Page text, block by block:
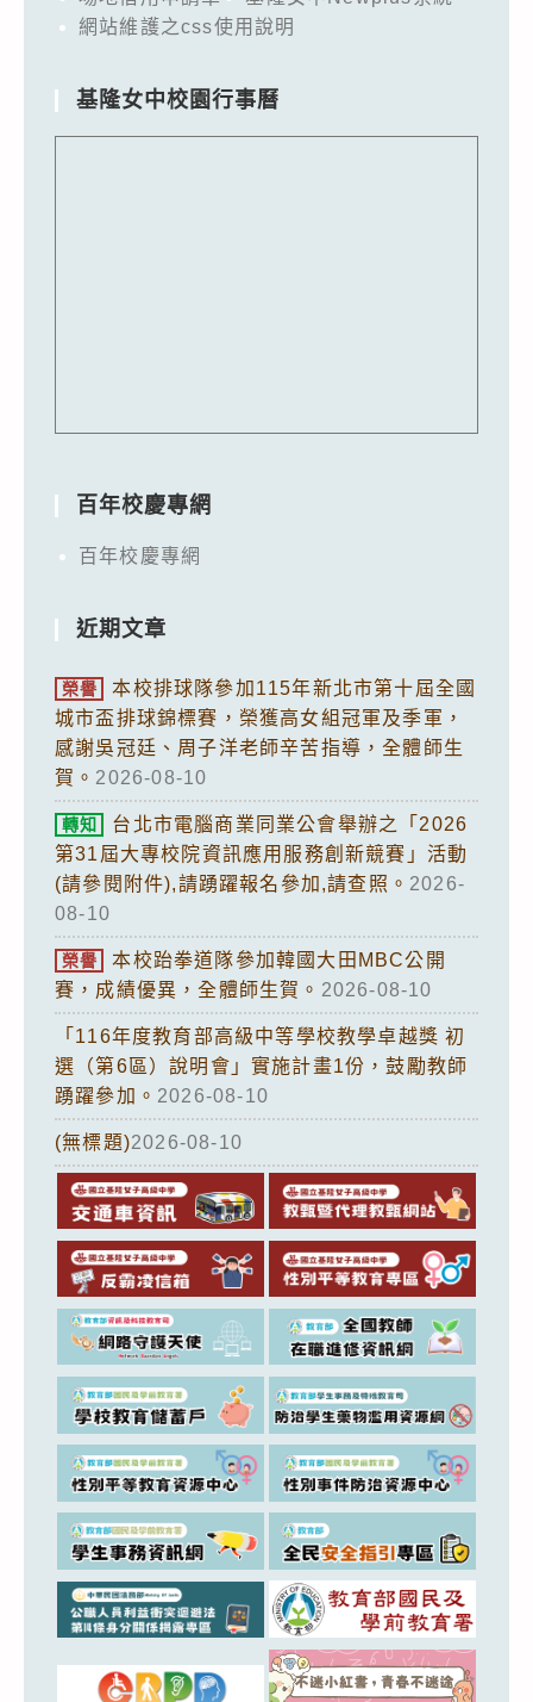
網站維護之css使用說明
基隆女中校園行事曆
百年校慶專網
百年校慶專網
近期文章
榮譽
本校排球隊參加115年新北市第十屆全國
城市盃排球錦標賽，榮獲高女組冠軍及季軍，
感謝吳冠廷、周子洋老師辛苦指導，全體師生
賀。 2026-08-10
轉知
台北市電腦商業同業公會舉辦之「2026
第31屆大專校院資訊應用服務創新競賽」活動
(請參閱附件),請踴躍報名參加,請查照。 2026-
08-10
榮譽
本校跆拳道隊參加韓國大田MBC公開
賽，成績優異，全體師生賀。 2026-08-10
「116年度教育部高級中等學校教學卓越獎 初
選（第6區）說明會」實施計畫1份，鼓勵教師
踴躍參加。 2026-08-10
(無標題)2026-08-10